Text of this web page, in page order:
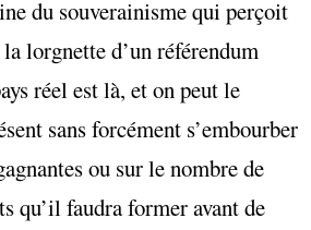
du souverainisme qui perçoit
lorgnette d’un référendum
réel est là, et on peut le
sans forcément s’embourber
ou sur le nombre de
qu’il faudra former avant de